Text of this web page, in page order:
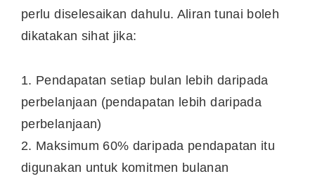
perlu diselesaikan dahulu. Aliran tunai boleh
dikatakan sihat jika:
1. Pendapatan setiap bulan lebih daripada
perbelanjaan (pendapatan lebih daripada
perbelanjaan)
2. Maksimum 60% daripada pendapatan itu
digunakan untuk komitmen bulanan